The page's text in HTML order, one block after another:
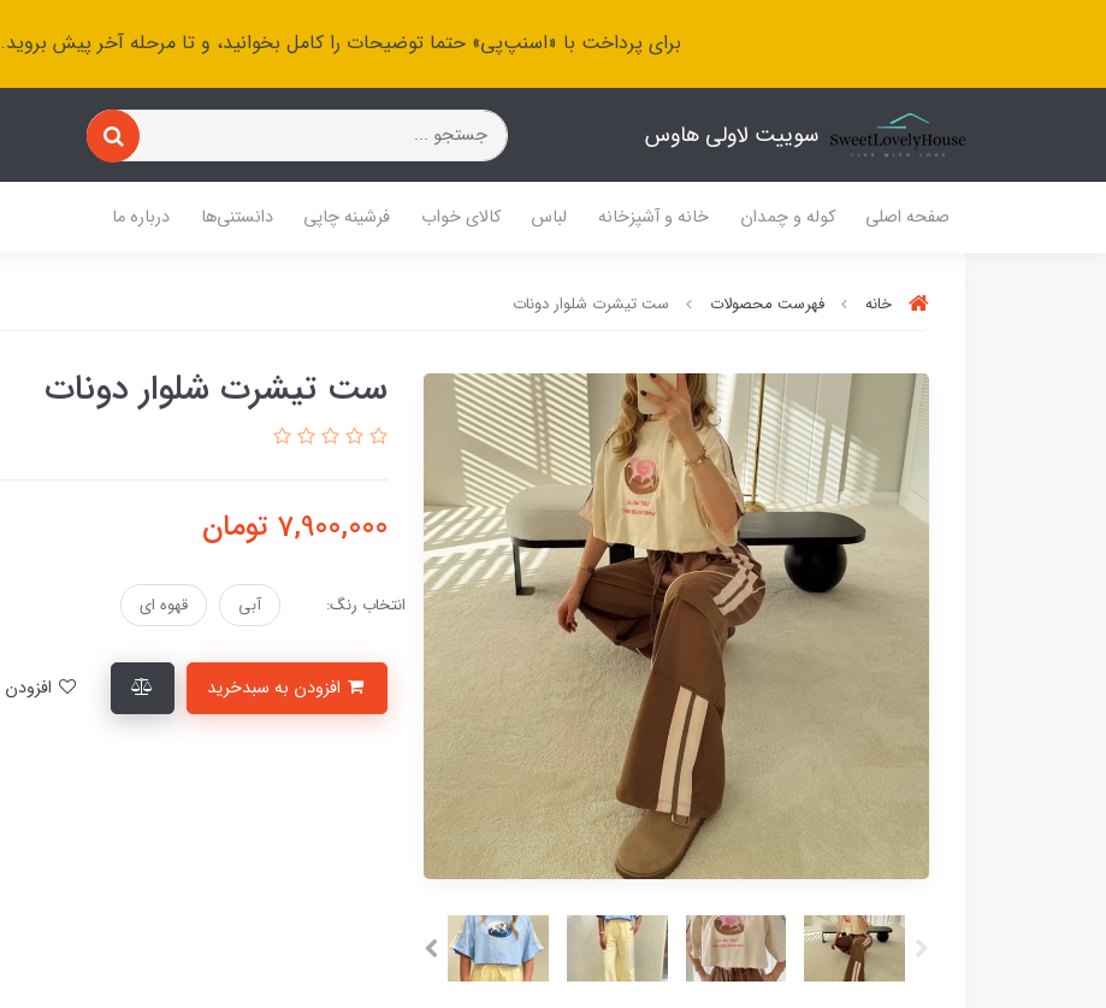
برای پرداخت با «اسنپ‌پی» حتما توضیحات را کامل بخوانید، و تا مرحله آخر پیش بروید.
سوییت لاولی هاوس
صفحه اصلی کوله و چمدان خانه و آشپزخانه لباس کالای خواب فرشینه چاپی دانستنی‌ها درباره ما
خانه فهرست محصولات ست تیشرت شلوار دونات
ست تیشرت شلوار دونات
7,900,000 تومان
انتخاب رنگ: آبی قهوه ای